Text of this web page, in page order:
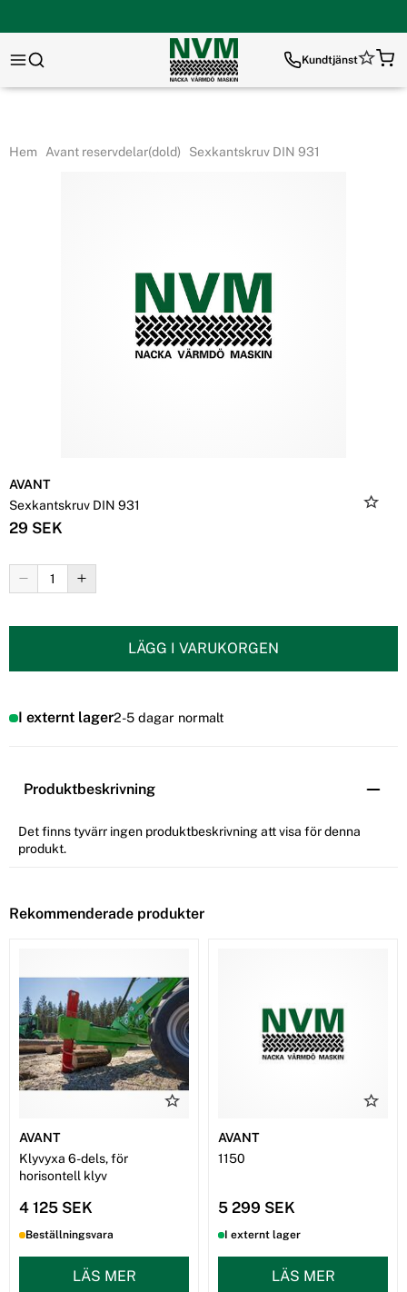
Kundtjänst
Hem Avant reservdelar(dold) Sexkantskruv DIN 931
AVANT
Sexkantskruv DIN 931
29 SEK
LÄGG I VARUKORGEN
I externt lager2-5 dagar normalt
Produktbeskrivning
Det finns tyvärr ingen produktbeskrivning att visa för denna
produkt.
Rekommenderade produkter
AVANT
Klyvyxa 6-dels, för
horisontell klyv
4 125 SEK
Beställningsvara
LÄS MER
AVANT
1150
5 299 SEK
I externt lager
LÄS MER